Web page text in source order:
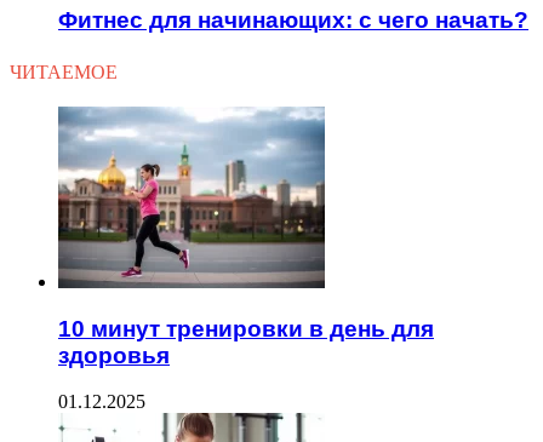
Фитнес для начинающих: с чего начать?
ЧИТАЕМОЕ
10 минут тренировки в день для
здоровья
01.12.2025